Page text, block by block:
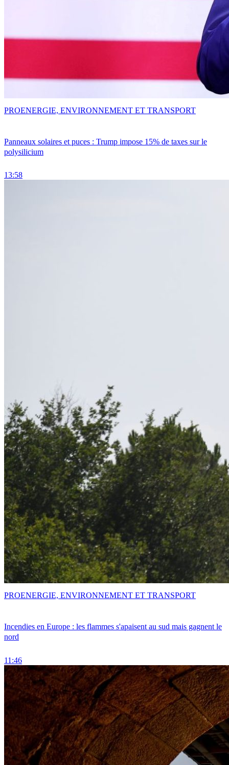
Panneaux solaires et puces : Trump impose 15% de taxes sur le
polysilicium
13:58
PROENERGIE, ENVIRONNEMENT ET TRANSPORT
Incendies en Europe : les flammes s'apaisent au sud mais gagnent le
nord
11:46
PROENERGIE, ENVIRONNEMENT ET TRANSPORT